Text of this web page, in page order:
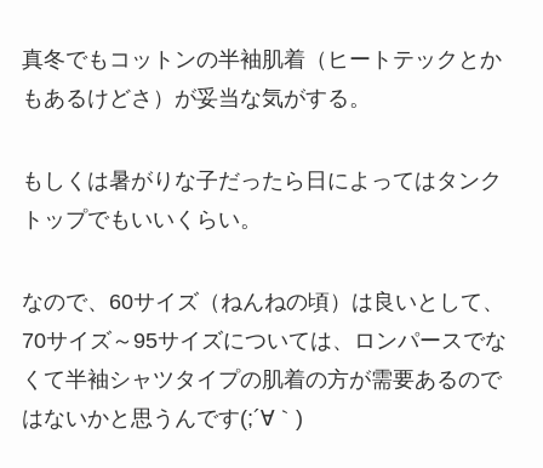
真冬でもコットンの半袖肌着（ヒートテックとか
もあるけどさ）が妥当な気がする。
もしくは暑がりな子だったら日によってはタンク
トップでもいいくらい。
なので、60サイズ（ねんねの頃）は良いとして、
70サイズ～95サイズについては、ロンパースでな
くて半袖シャツタイプの肌着の方が需要あるので
はないかと思うんです(;´∀｀)